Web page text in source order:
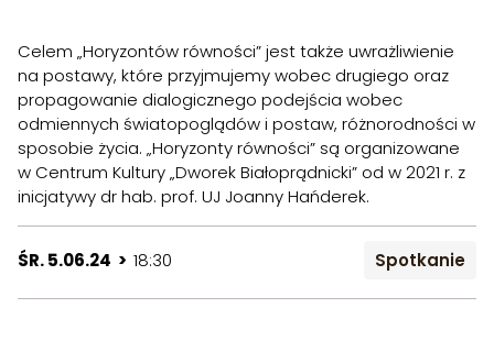
Celem „Horyzontów równości” jest także uwrażliwienie
na postawy, które przyjmujemy wobec drugiego oraz
propagowanie dialogicznego podejścia wobec
odmiennych światopoglądów i postaw, różnorodności w
sposobie życia. „Horyzonty równości” są organizowane
w Centrum Kultury „Dworek Białoprądnicki” od w 2021 r. z
inicjatywy dr hab. prof. UJ Joanny Hańderek.
ŚR. 5.06.24 > 18:30 Spotkanie